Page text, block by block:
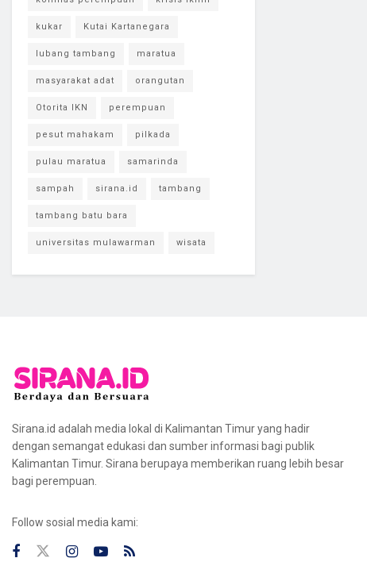
kukar Kutai Kartanegara
lubang tambang maratua
masyarakat adat orangutan
Otorita IKN perempuan
pesut mahakam pilkada
pulau maratua samarinda
sampah sirana.id tambang
tambang batu bara
universitas mulawarman wisata
Sirana.id adalah media lokal di Kalimantan Timur yang hadir
dengan semangat edukasi dan sumber informasi bagi publik
Kalimantan Timur. Sirana berupaya memberikan ruang lebih besar
bagi perempuan.
Follow sosial media kami: